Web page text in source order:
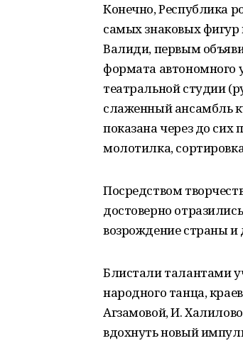
Конечно, Республика
самых знаковых фигур
Валиди, первым
формата автономного
театральной студии
слаженный ансамбль
показана через до
молотилка,
Посредством
достоверно
возрождение страны и
Блистали талантами
народного танца,
Агзамовой, И.
вдохнуть новый